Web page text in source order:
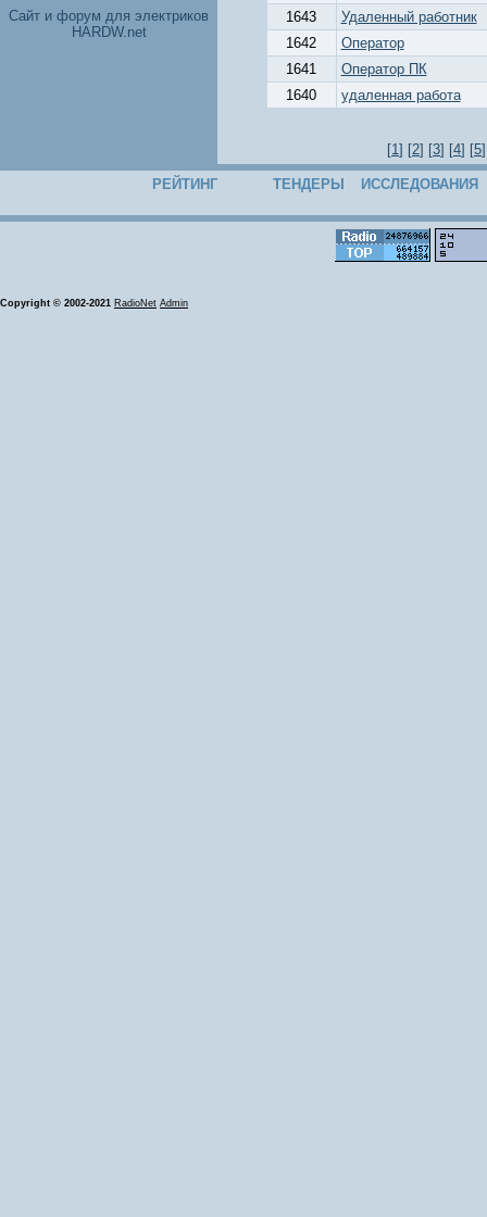
Cайт и форум для электриков
HARDW.net
1643
Удаленный работник
1642
Оператор
1641
Оператор ПК
1640
удаленная работа
[1] [2] [3] [4] [5
РЕЙТИНГ ТЕНДЕРЫ ИССЛЕДОВАНИЯ
Copyright © 2002-2021 RadioNet Admin